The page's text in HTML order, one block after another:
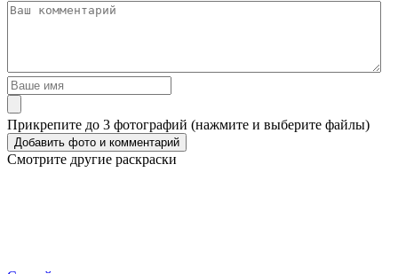
Прикрепите до 3 фотографий (нажмите и выберите файлы)
Смотрите другие раскраски